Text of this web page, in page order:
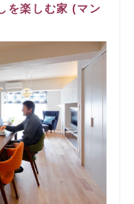
楽しむ家 (マン